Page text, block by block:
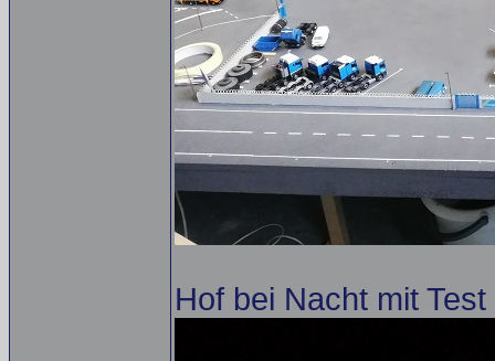
Hof bei Nacht mit Test